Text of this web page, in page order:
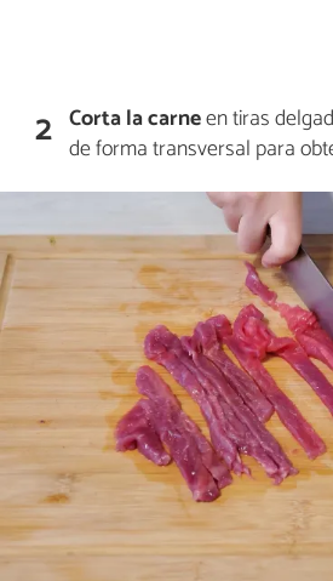
2 Corta la carneen tiras
de forma transversal para